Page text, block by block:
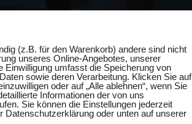
(z.B. für den Warenkorb) andere sind nicht
unseres Online-Angebotes, unserer
umfasst die Speicherung von
sowie deren Verarbeitung. Klicken Sie auf
oder auf „Alle ablehnen“, wenn Sie
Informationen der von uns
Sie können die Einstellungen jederzeit
oder unten auf unserer